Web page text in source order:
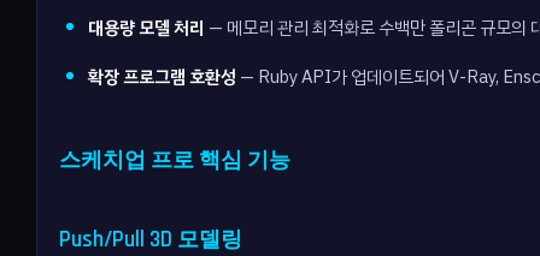
대용량 모델 처리 — 메모리 관리 최적화로 수백만 폴리곤 규모의
확장 프로그램 호환성 — Ruby API가 업데이트되어 V-Ray,
스케치업 프로 핵심 기능
Push/Pull 3D 모델링